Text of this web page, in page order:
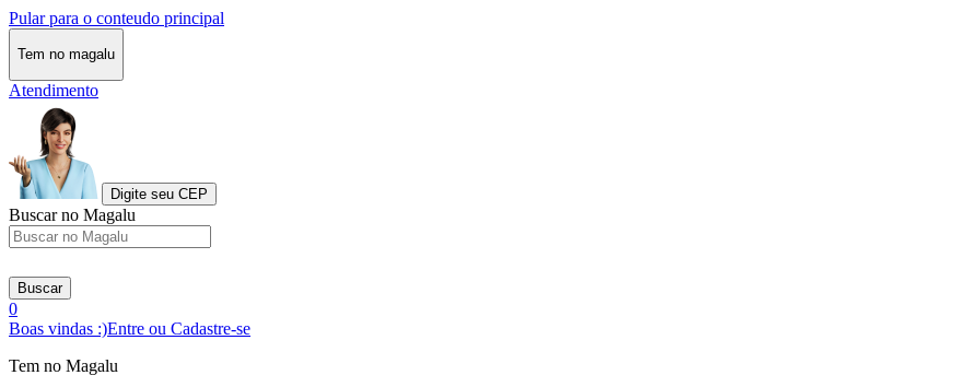
Pular para o conteudo principal
Tem no magalu
Atendimento
Digite seu CEP
Buscar no Magalu
Buscar
0
Boas vindas :)Entre ou Cadastre-se
Tem no Magalu